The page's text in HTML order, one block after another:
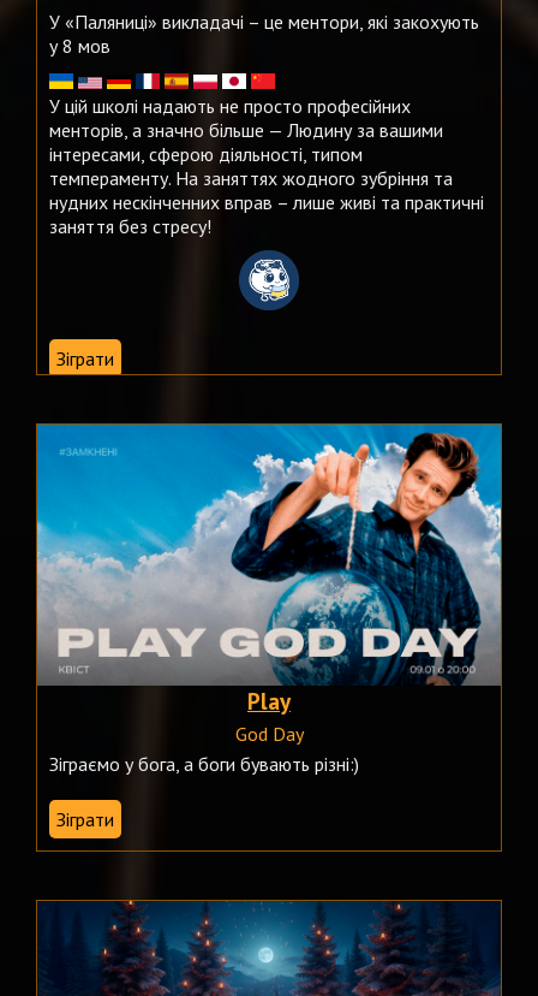
У «Паляниці» викладачі – це ментори, які закохують
у 8 мов
У цій школі надають не просто професійних
менторів, а значно більше — Людину за вашими
інтересами, сферою діяльності, типом
темпераменту. На заняттях жодного зубріння та
нудних нескінченних вправ – лише живі та практичні
заняття без стресу!
Зіграти
Play
God Day
Зіграємо у бога, а боги бувають різні:)
Зіграти